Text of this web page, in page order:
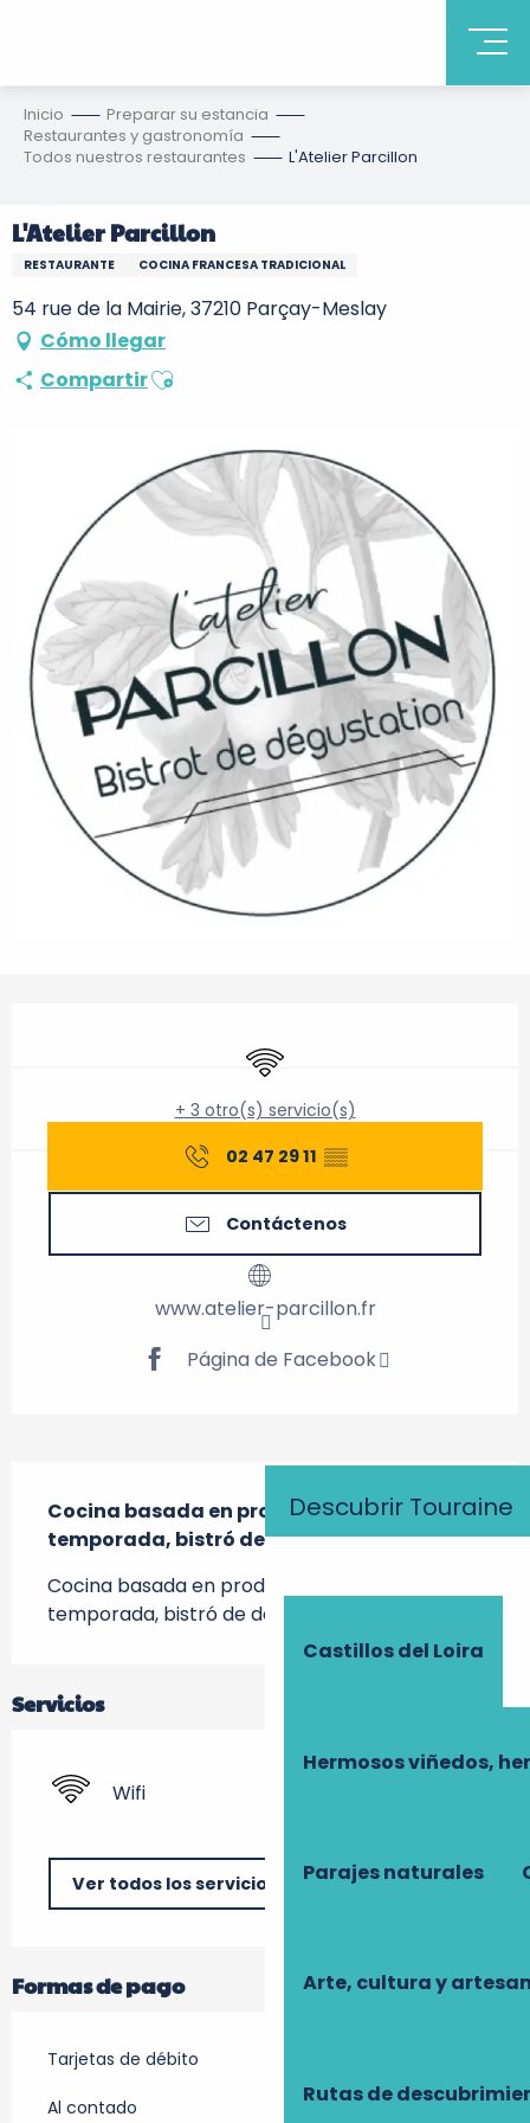
Descubrir Touraine
Castillos del Loira
Hermosos viñedos,
Parajes naturales
Arte, cultura y
Rutas de
Inicio
Preparar su estancia
Restaurantes y gastronomía
Todos nuestros restaurantes
L'Atelier Parcillon
L'Atelier Parcillon
RESTAURANTE COCINA FRANCESA TRADICIONAL
54 rue de la Mairie, 37210 Parçay-Meslay
Cómo llegar
CompartirAjouter aux favoris
Wifi
+ 3 otro(s) servicio(s)
02 47 29 11 ▒▒
Contáctenos
www.atelier-parcillon.fr
Página de Facebook
Cocina basada en productos frescos de
temporada, bistró de degustación.
Cocina basada en productos frescos de
temporada, bistró de degustación.
Servicios
Wifi
Ver todos los servicios
Formas de pago
Tarjetas de débito
Al contado